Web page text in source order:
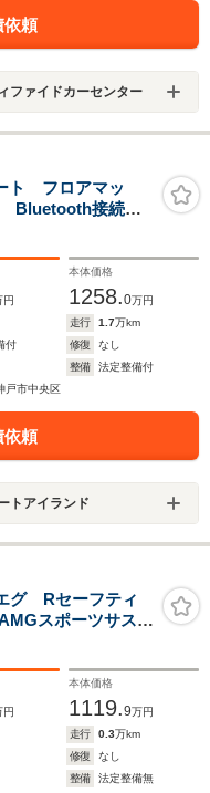
依頼
ファイドカーセンター
フロアマッ
Bluetooth接続
バックモニタ
円
本体価格
1258.0万円
走行 1.7万km
付 修復
なし
整備
法定整備付
戸市中央区
依頼
トアイランド
グ Rセーフティ
スポーツサスペ
バー AMG強化ブ
ート シートヒー
円
本体価格
1119.9万円
走行 0.3万km
修復
なし
整備
法定整備無